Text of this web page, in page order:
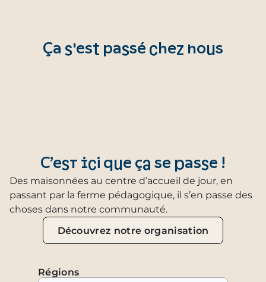
Ça s'est passé chez nous
C’est ici que ça se passe !
Des maisonnées au centre d’accueil de jour, en
passant par la ferme pédagogique, il s’en passe des
choses dans notre communauté.
Découvrez notre organisation
Régions